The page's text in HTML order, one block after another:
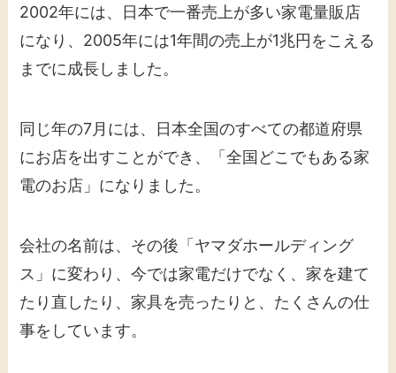
2002年には、日本で一番売上が多い家電量販店
になり、2005年には1年間の売上が1兆円をこえる
までに成長しました。
同じ年の7月には、日本全国のすべての都道府県
にお店を出すことができ、「全国どこでもある家
電のお店」になりました。
会社の名前は、その後「ヤマダホールディング
ス」に変わり、今では家電だけでなく、家を建て
たり直したり、家具を売ったりと、たくさんの仕
事をしています。